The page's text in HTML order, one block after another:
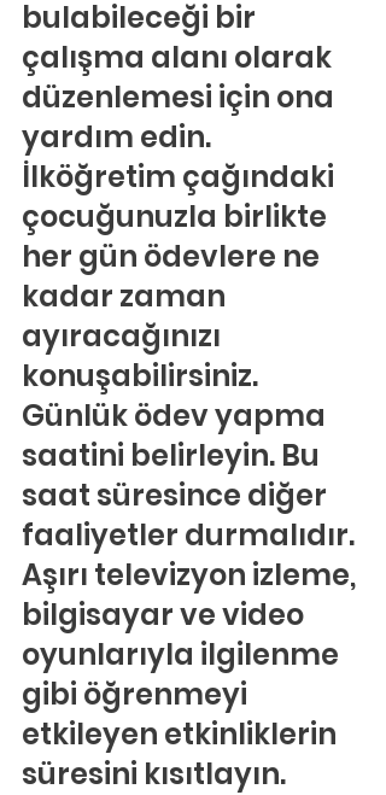
bulabileceği bir
çalışma alanı olarak
düzenlemesi için ona
yardım edin.
İlköğretim çağındaki
çocuğunuzla birlikte
her gün ödevlere ne
kadar zaman
ayıracağınızı
konuşabilirsiniz.
Günlük ödev yapma
saatini belirleyin. Bu
saat süresince diğer
faaliyetler durmalıdır.
Aşırı televizyon izleme,
bilgisayar ve video
oyunlarıyla ilgilenme
gibi öğrenmeyi
etkileyen etkinliklerin
süresini kısıtlayın.